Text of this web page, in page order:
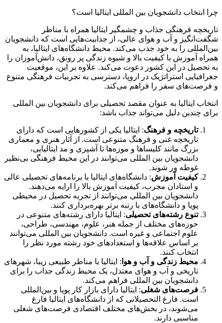
چرا انتخاب دانشجویان بین المللی ایتالیا است؟
تاریخچه فرهنگی جذاب و چشمگیر ایتالیا همراه با مناظر
شگفت‌انگیز و آب و هوای عالی، از جذابیت‌هایی است که دانشجویان
بین‌المللی را به خود جذب می‌کند. محیط دانشگاه‌های ایتالیا، به
همراه آموزش با کیفیت بالا و شیوه زندگی پر رونق، دانش‌آموزان را
به تحصیل در این کشور دعوت می‌کند. علاوه بر این، موقعیت
جغرافیایی استراتژیک در اروپا، دسترسی به تجربیات فرهنگی متنوع
و فرصت‌های سفر را فراهم می‌کند.
انتخاب ایتالیا به عنوان مقصد تحصیلی برای دانشجویان بین المللی
برای چندین دلیل می‌تواند جذاب باشد:
تاریخچه و فرهنگ: ایتالیا یکی از کشورهایی است که دارای
تاریخچه غنی و فرهنگ متنوعی است. از آثار هنری و معماری
بزرگ مانند کلیساها و موزه‌ها تا آشپزی و مد ایتالیایی،
دانشجویان بین المللی می‌توانند در این محیط فرهنگی بی‌نظیر
غوطه ور شوند.
کیفیت آموزش: دانشگاه‌های ایتالیا با برنامه‌های تحصیلی عالی
و استادان مجرب، کیفیت آموزش بالا را ارایه می‌دهند.
دانشجویان بین المللی می‌توانند از تجربه تحصیل در محیطی
پویا و دانشگاه‌های با رتبه برتر بهره‌برداری کنند.
تنوع رشته‌های تحصیلی: ایتالیا دارای رشته‌های متنوعی در
حوزه‌های مختلف از جمله هنر، علوم، مهندسی، طراحی،
علوم اجتماعی و غیره است. دانشجویان بین المللی می‌توانند
بر اساس علاقه‌ها و استعدادهای خود رشته مورد نظر را
انتخاب کنند.
محیط زندگی و آب و هوا : ایتالیا با مناظر طبیعی زیبا، شهرهای
تاریخی و آب و هوای معتدل، یک محیط زندگی جذاب را برای
دانشجویان بین المللی فراهم می‌کند.
فرصت‌های شغلی: ایتالیا دارای بازار کار پویا و بین‌المللی
است. فارغ التحصیلانی که از دانشگاه‌های ایتالیا فارغ
می‌شوند، در بخش‌های مختلف اقتصادی فرصت‌های شغلی
مناسبی دارند.